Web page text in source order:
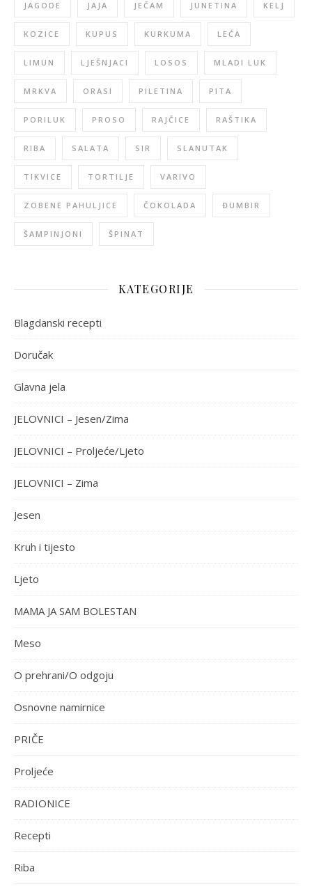
JAGODE JAJA JEČAM JUNETINA KELJ
KOZICE KUPUS KURKUMA LEĆA
LIMUN LJEŠNJACI LOSOS MLADI LUK
MRKVA ORASI PILETINA PITA
PORILUK PROSO RAJČICE RAŠTIKA
RIBA SALATA SIR SLANUTAK
TIKVICE TORTILJE VARIVO
ZOBENE PAHULJICE ČOKOLADA ĐUMBIR
ŠAMPINJONI ŠPINAT
KATEGORIJE
Blagdanski recepti
Doručak
Glavna jela
JELOVNICI – Jesen/Zima
JELOVNICI – Proljeće/Ljeto
JELOVNICI – Zima
Jesen
Kruh i tijesto
Ljeto
MAMA JA SAM BOLESTAN
Meso
O prehrani/O odgoju
Osnovne namirnice
PRIČE
Proljeće
RADIONICE
Recepti
Riba